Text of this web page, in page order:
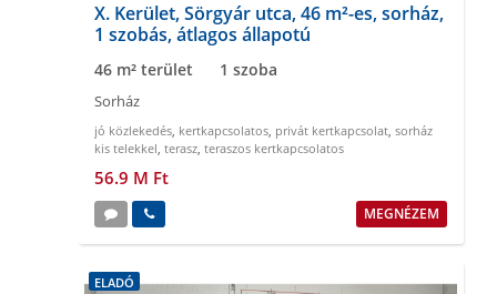
X. Kerület, Sörgyár utca, 46 m²-es, sorház,
1 szobás, átlagos állapotú
46 m² terület 1 szoba
Sorház
jó közlekedés, kertkapcsolatos, privát kertkapcsolat, sorház
kis telekkel, terasz, teraszos kertkapcsolatos
56.9 M Ft
MEGNÉZEM
ELADÓ